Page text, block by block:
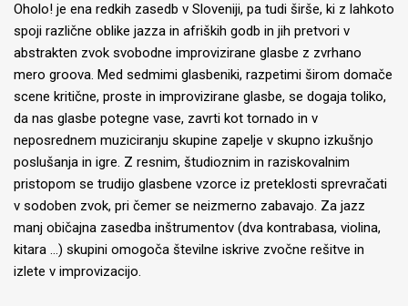
Oholo! je ena redkih zasedb v Sloveniji, pa tudi širše, ki z lahkoto
spoji različne oblike jazza in afriških godb in jih pretvori v
abstrakten zvok svobodne improvizirane glasbe z zvrhano
mero groova. Med sedmimi glasbeniki, razpetimi širom domače
scene kritične, proste in improvizirane glasbe, se dogaja toliko,
da nas glasbe potegne vase, zavrti kot tornado in v
neposrednem muziciranju skupine zapelje v skupno izkušnjo
poslušanja in igre. Z resnim, študioznim in raziskovalnim
pristopom se trudijo glasbene vzorce iz preteklosti sprevračati
v sodoben zvok, pri čemer se neizmerno zabavajo. Za jazz
manj običajna zasedba inštrumentov (dva kontrabasa, violina,
kitara …) skupini omogoča številne iskrive zvočne rešitve in
izlete v improvizacijo.